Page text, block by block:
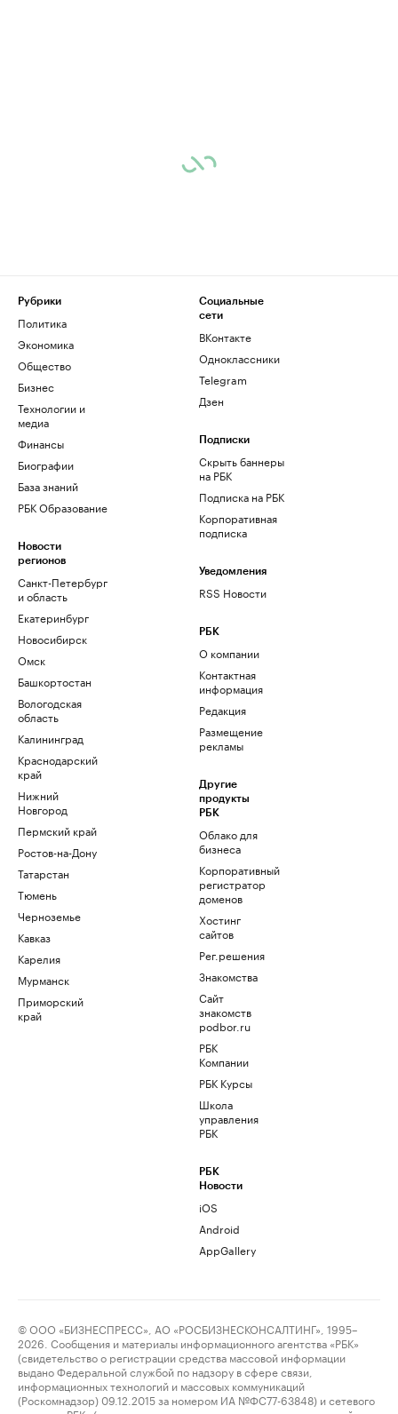
Рубрики
Политика
Экономика
Общество
Бизнес
Технологии и
медиа
Финансы
Биографии
База знаний
РБК Образование
Новости
регионов
Санкт-Петербург
и область
Екатеринбург
Новосибирск
Омск
Башкортостан
Вологодская
область
Калининград
Краснодарский
край
Нижний
Новгород
Пермский край
Ростов-на-Дону
Татарстан
Тюмень
Черноземье
Кавказ
Карелия
Мурманск
Приморский
край
Социальные
сети
ВКонтакте
Одноклассники
Telegram
Дзен
Подписки
Скрыть баннеры
на РБК
Подписка на РБК
Корпоративная
подписка
Уведомления
RSS Новости
РБК
О компании
Контактная
информация
Редакция
Размещение
рекламы
Другие
продукты
РБК
Облако для
бизнеса
Корпоративный
регистратор
доменов
Хостинг
сайтов
Рег.решения
Знакомства
Сайт
знакомств
podbor.ru
РБК
Компании
РБК Курсы
Школа
управления
РБК
РБК
Новости
iOS
Android
AppGallery
© ООО «БИЗНЕСПРЕСС», АО «РОСБИЗНЕСКОНСАЛТИНГ», 1995–
2026. Сообщения и материалы информационного агентства «РБК»
(свидетельство о регистрации средства массовой информации
выдано Федеральной службой по надзору в сфере связи,
информационных технологий и массовых коммуникаций
(Роскомнадзор) 09.12.2015 за номером ИА №ФС77-63848) и сетевого